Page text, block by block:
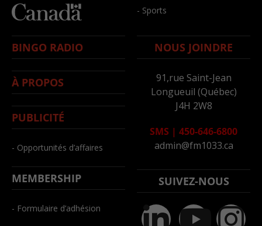
- Sports
BINGO RADIO
À PROPOS
PUBLICITÉ
- Opportunités d’affaires
MEMBERSHIP
- Formulaire d’adhésion
NOUS JOINDRE
91,rue Saint-Jean
Longueuil (Québec)
J4H 2W8
SMS | 450-646-6800
admin@fm1033.ca
SUIVEZ-NOUS